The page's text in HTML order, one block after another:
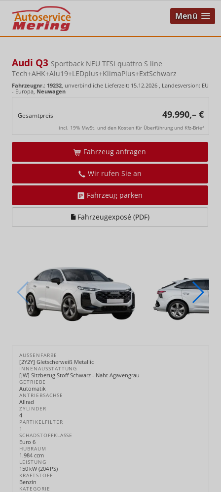
Menü
Audi Q3 Sportback NEU TFSI quattro S line
Tech+AHK+Alu19+LEDplus+KlimaPlus+ExtSchwarz
Fahrzeugnr.: 19232, unverbindliche Lieferzeit: 15.12.2026 , Landesversion: EU
- Europa,Neuwagen
Gesamtpreis 49.990,– €
incl. 19% MwSt. und den Kosten für Überführung und Kfz-Brief
Fahrzeug anfragen
Wir rufen Sie an
Fahrzeug parken
Fahrzeugexposé (PDF)
AUSSENFARBE
[2Y2Y] Gletscherweiß Metallic
INNENAUSSTATTUNG
[JW] Sitzbezug Stoff Schwarz - Naht Agavengrau
GETRIEBE
Automatik
ANTRIEBSACHSE
Allrad
ZYLINDER
4
PARTIKELFILTER
1
SCHADSTOFFKLASSE
Euro 6
HUBRAUM
1.984 ccm
LEISTUNG
150 kW (204 PS)
KRAFTSTOFF
Benzin
KATEGORIE